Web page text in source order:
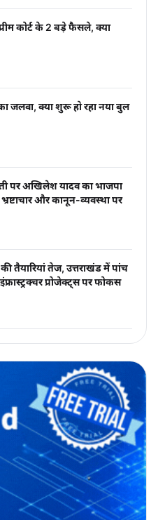
कोर्ट के 2 बड़े फैसले, क्या
जलवा, क्या शुरू हो रहा नया बुल
पर अखिलेश यादव का भाजपा
और कानून-व्यवस्था पर
तैयारियां तेज, उत्तराखंड में पांच
प्रोजेक्ट्स पर फोकस